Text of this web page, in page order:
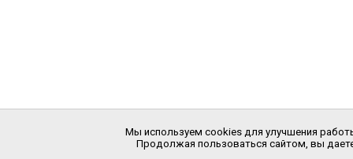
Мы используем cookies для улучшения
Продолжая пользоваться сайтом, вы